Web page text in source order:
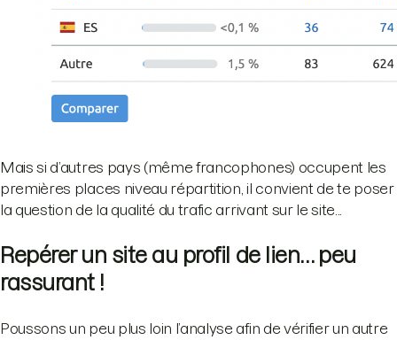
Mais si d’autres pays (même francophones) occupent les
premières places niveau répartition, il convient de te poser
la question de la qualité du trafic arrivant sur le site...
Repérer un site au profil de lien… peu
rassurant !
Poussons un peu plus loin l’analyse afin de vérifier un autre